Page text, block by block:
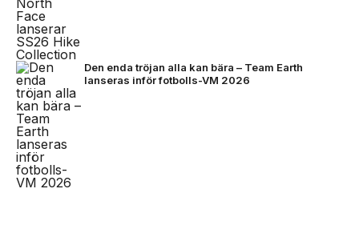
Den enda tröjan alla kan bära – Team Earth
lanseras inför fotbolls-VM 2026